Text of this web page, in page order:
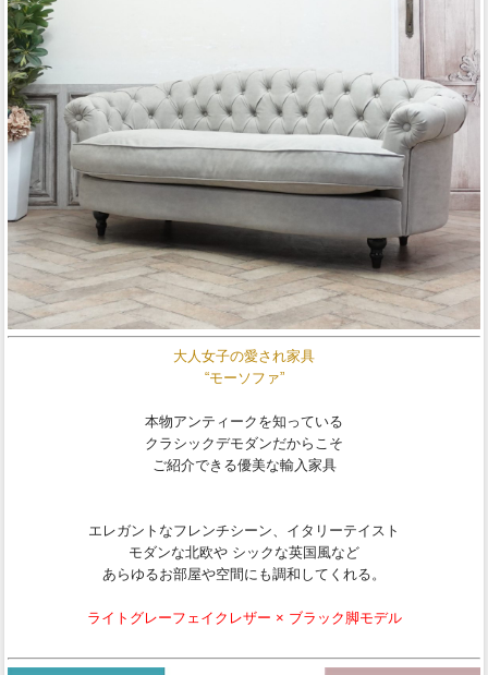
大人女子の愛され家具
“モーソファ”
本物アンティークを知っている
クラシックデモダンだからこそ
ご紹介できる優美な輸入家具
エレガントなフレンチシーン、イタリーテイスト
モダンな北欧や シックな英国風など
あらゆるお部屋や空間にも調和してくれる。
ライトグレーフェイクレザー × ブラック脚モデル